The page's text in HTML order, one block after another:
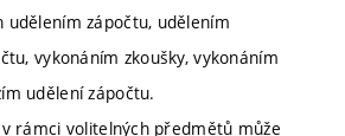
udělením zápočtu, udělením
vykonáním zkoušky, vykonáním
udělení zápočtu.
rámci volitelných předmětů může